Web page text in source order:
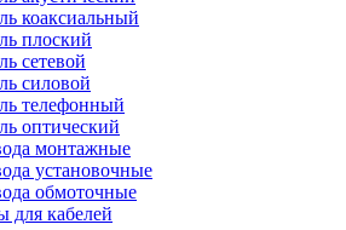
коаксиальный
плоский
сетевой
силовой
телефонный
оптический
монтажные
установочные
обмоточные
для кабелей